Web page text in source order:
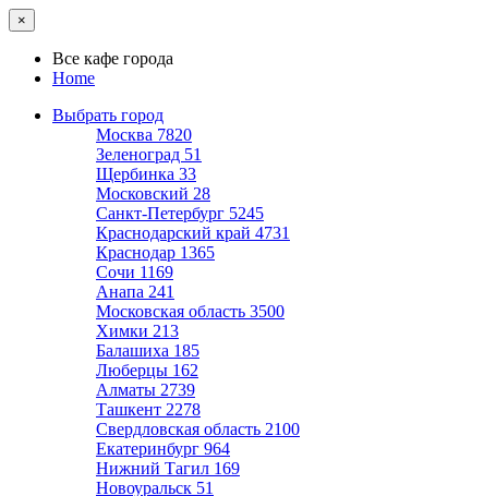
×
Все кафе города
Home
Выбрать город
Москва 7820
Зеленоград 51
Щербинка 33
Московский 28
Санкт-Петербург 5245
Краснодарский край 4731
Краснодар 1365
Сочи 1169
Анапа 241
Московская область 3500
Химки 213
Балашиха 185
Люберцы 162
Алматы 2739
Ташкент 2278
Свердловская область 2100
Екатеринбург 964
Нижний Тагил 169
Новоуральск 51